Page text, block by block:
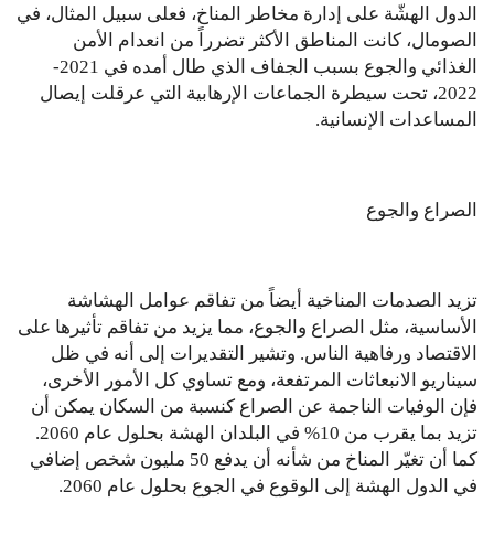
الدول الهشّة على إدارة مخاطر المناخ، فعلى سبيل المثال، في
الصومال، كانت المناطق الأكثر تضرراً من انعدام الأمن
الغذائي والجوع بسبب الجفاف الذي طال أمده في 2021-
2022، تحت سيطرة الجماعات الإرهابية التي عرقلت إيصال
المساعدات الإنسانية.
الصراع والجوع
تزيد الصدمات المناخية أيضاً من تفاقم عوامل الهشاشة
الأساسية، مثل الصراع والجوع، مما يزيد من تفاقم تأثيرها على
الاقتصاد ورفاهية الناس. وتشير التقديرات إلى أنه في ظل
سيناريو الانبعاثات المرتفعة، ومع تساوي كل الأمور الأخرى،
فإن الوفيات الناجمة عن الصراع كنسبة من السكان يمكن أن
تزيد بما يقرب من 10% في البلدان الهشة بحلول عام 2060.
كما أن تغيّر المناخ من شأنه أن يدفع 50 مليون شخص إضافي
في الدول الهشة إلى الوقوع في الجوع بحلول عام 2060.